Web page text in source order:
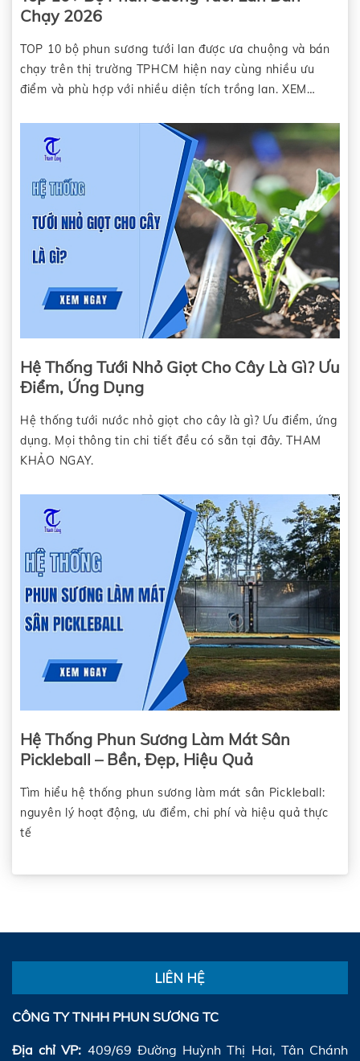
Chạy 2026
TOP 10 bộ phun sương tưới lan được ưa chuộng và bán
chạy trên thị trường TPHCM hiện nay cùng nhiều ưu
điểm và phù hợp với nhiều diện tích trồng lan. XEM
Hệ Thống Tưới Nhỏ Giọt Cho Cây Là Gì? Ưu
Điểm, Ứng Dụng
Hệ thống tưới nước nhỏ giọt cho cây là gì? Ưu điểm, ứng
dụng. Mọi thông tin chi tiết đều có sẵn tại đây. THAM
KHẢO NGAY.
Hệ Thống Phun Sương Làm Mát Sân
Pickleball – Bền, Đẹp, Hiệu Quả
Tìm hiểu hệ thống phun sương làm mát sân Pickleball:
nguyên lý hoạt động, ưu điểm, chi phí và hiệu quả thực
tế
LIÊN HỆ
CÔNG TY TNHH PHUN SƯƠNG TC
Địa chỉ VP: 409/69 Đường Huỳnh Thị Hai, Tân Chánh